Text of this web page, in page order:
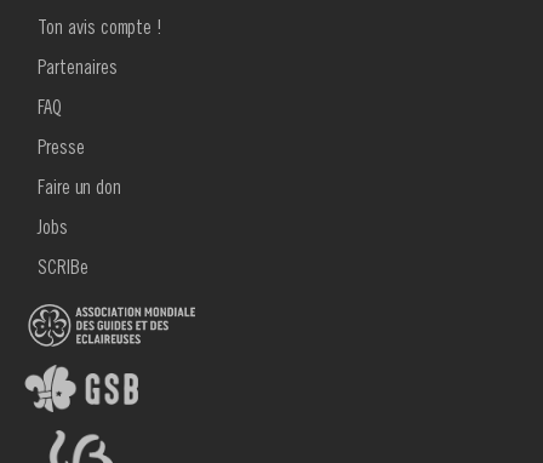
Ton avis compte !
MENU
FOOTER
Partenaires
FAQ
Presse
Faire un don
Jobs
SCRIBe